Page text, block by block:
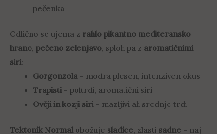
pečenka
Odlično se ujema z rahlo pikantno mediteransko
hrano, pečeno zelenjavo, sploh pa z aromatičnimi
siri:
Gorgonzola– modra plesen, intenziven okus
Trapisti– poltrdi, aromatični siri
Ovčji in kozji siri– mazljivi ali srednje trdi
Tektonik Normal obožuje sladice, zlasti sadne – naj